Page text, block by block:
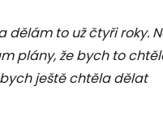
dělám to už čtyři roky.
plány, že bych to
ještě chtěla dělat